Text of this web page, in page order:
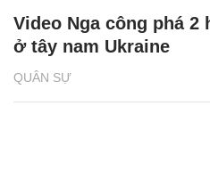
QUÂN SỰ
Video Nga công phá 2
ở tây nam Ukraine